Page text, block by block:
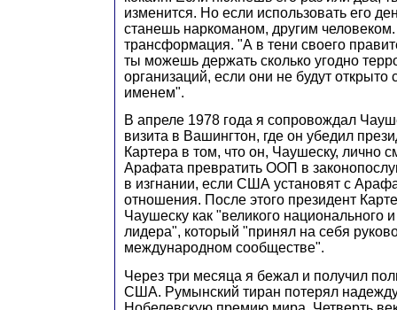
изменится. Но если использовать его
станешь наркоманом, другим
трансформация. "А в тени своего
ты можешь держать сколько угодно
организаций, если они не будут открыто
именем".
В апреле 1978 года я сопровождал
визита в Вашингтон, где он убедил
Картера в том, что он, Чаушеску, лично
Арафата превратить ООП в
в изгнании, если США установят с
отношения. После этого президент
Чаушеску как "великого национального
лидера", который "принял на себя
международном сообществе".
Через три месяца я бежал и получил
США. Румынский тиран потерял